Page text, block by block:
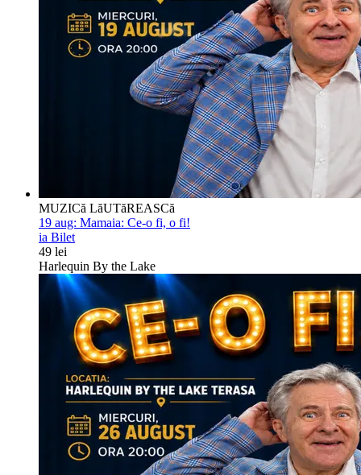
MUZICă LăUTăREASCă
19 aug: Mamaia: Ce-o fi, o fi!
ia Bilet
49 lei
Harlequin By the Lake